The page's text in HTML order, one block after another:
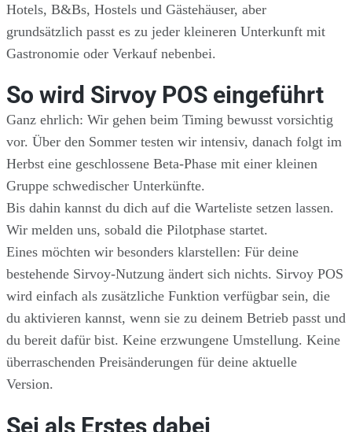
Hotels, B&Bs, Hostels und Gästehäuser, aber
grundsätzlich passt es zu jeder kleineren Unterkunft mit
Gastronomie oder Verkauf nebenbei.
So wird Sirvoy POS eingeführt
Ganz ehrlich: Wir gehen beim Timing bewusst vorsichtig
vor. Über den Sommer testen wir intensiv, danach folgt im
Herbst eine geschlossene Beta-Phase mit einer kleinen
Gruppe schwedischer Unterkünfte.
Bis dahin kannst du dich auf die Warteliste setzen lassen.
Wir melden uns, sobald die Pilotphase startet.
Eines möchten wir besonders klarstellen: Für deine
bestehende Sirvoy-Nutzung ändert sich nichts. Sirvoy POS
wird einfach als zusätzliche Funktion verfügbar sein, die
du aktivieren kannst, wenn sie zu deinem Betrieb passt und
du bereit dafür bist. Keine erzwungene Umstellung. Keine
überraschenden Preisänderungen für deine aktuelle
Version.
Sei als Erstes dabei